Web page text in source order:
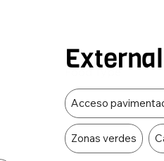
Food Type
Acceso
Zonas verdes